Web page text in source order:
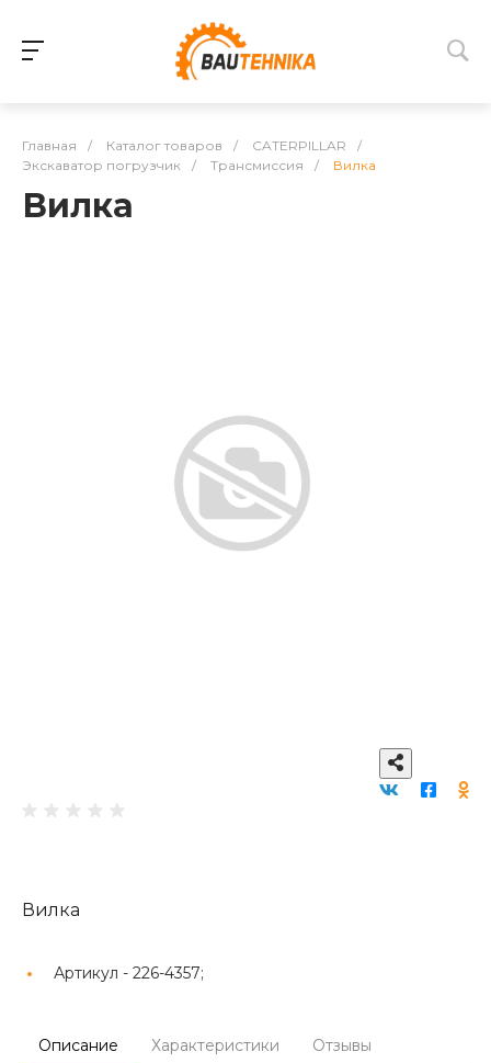
Главная / Каталог товаров / CATERPILLAR
/
Экскаватор погрузчик
/ Трансмиссия / Вилка
Вилка
Вилка
Артикул - 226-4357;
Описание Характеристики Отзывы